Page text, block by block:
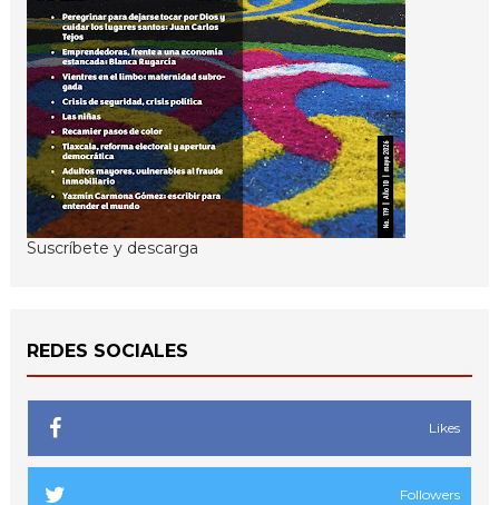
Suscríbete y descarga
REDES SOCIALES
Likes
Followers